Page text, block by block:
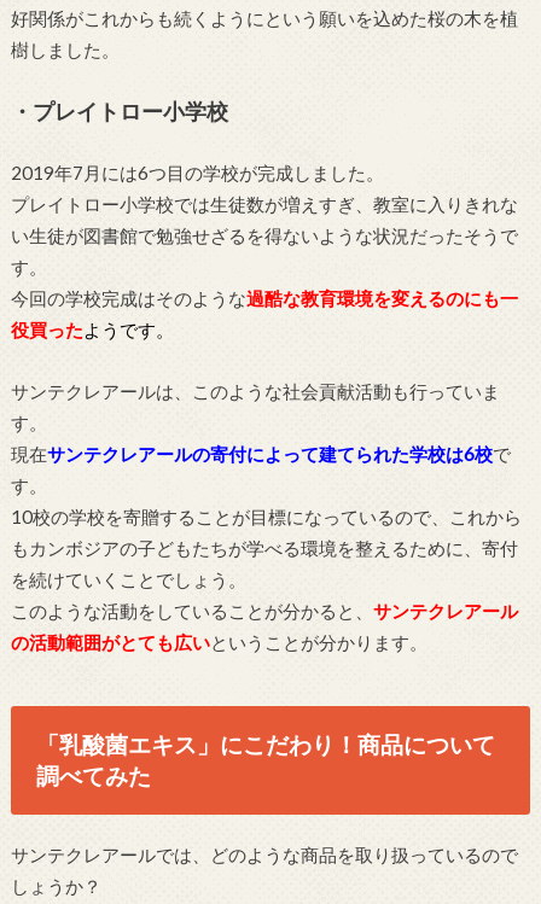
好関係がこれからも続くようにという願いを込めた桜の木を植
樹しました。
・プレイトロー小学校
2019年7月には6つ目の学校が完成しました。
プレイトロー小学校では生徒数が増えすぎ、教室に入りきれな
い生徒が図書館で勉強せざるを得ないような状況だったそうで
す。
今回の学校完成はそのような過酷な教育環境を変えるのにも一
役買ったようです。
サンテクレアールは、このような社会貢献活動も行っていま
す。
現在サンテクレアールの寄付によって建てられた学校は6校で
す。
10校の学校を寄贈することが目標になっているので、これから
もカンボジアの子どもたちが学べる環境を整えるために、寄付
を続けていくことでしょう。
このような活動をしていることが分かると、 サンテクレアール
の活動範囲がとても広いということが分かります。
「乳酸菌エキス」にこだわり！商品について
調べてみた
サンテクレアールでは、どのような商品を取り扱っているので
しょうか？